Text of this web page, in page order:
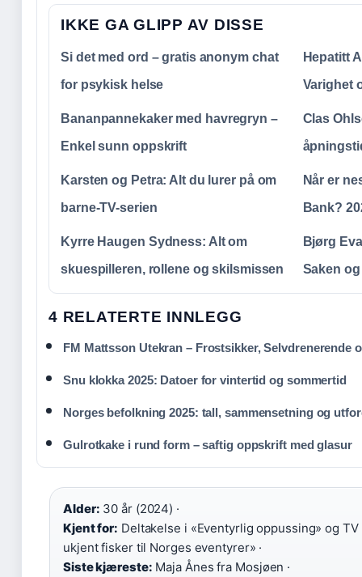
IKKE GA GLIPP AV DISSE
Si det med ord – gratis anonym chat
for psykisk helse
Hepatitt
Varighet
Bananpannekaker med havregryn –
Enkel sunn oppskrift
Clas
Karsten og Petra: Alt du lurer på om
barne-TV-serien
Når er
Bank?
Kyrre Haugen Sydness: Alt om
skuespilleren, rollene og skilsmissen
Bjørg
Saken
4 RELATERTE INNLEGG
FM Mattsson Utekran – Frostsikker, Selvdrenerende
Snu klokka 2025: Datoer for vintertid og sommertid
Norges befolkning 2025: tall, sammensetning og
Gulrotkake i rund form – saftig oppskrift med glasur
Alder: 30 år (2024) ·
Kjent for: Deltakelse i «Eventyrlig oppussing» og
ukjent fisker til Norges eventyrer» ·
Siste kjæreste: Maja Ånes fra Mosjøen ·